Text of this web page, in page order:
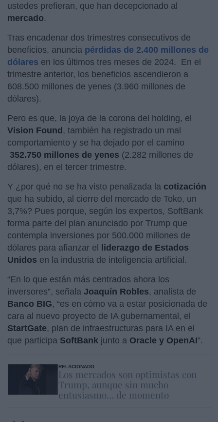
ustedes prefieran, que han decepcionado al
mercado.
Tras encadenar dos trimestres consecutivos de
beneficios, anuncia pérdidas de 2.400 millones de
dólares en los últimos tres meses de 2024. En el
trimestre anterior, los beneficios ascendieron a
608.500 millones de yenes (3.960 millones de
dólares).
Pero es que, la joya de la corona del holding, el
Vision Found, también ha registrado un mal
comportamiento y se ha dejado por el camino
352.750 millones de yenes (2.282 millones de
dólares), en el tercer trimestre.
Y ¿por qué no se ha visto penalizada la cotización
que ha subido, al cierre del mercado de Toko, un
3,7%? Pues porque, según los expertos, SoftBank
forma parte del plan anunciado por Trump que
contempla inversiones por 500.000 millones de
dólares para afianzar el liderazgo de Estados
Unidos en la industria de inteligencia artificial.
“En lo que están más centrados ahora los
inversores”, señala Joaquín Robles, analista de
Banco BIG, “es en cómo va a estar posicionada de
cara al nuevo proyecto de IA gubernamental, el
StartGate, plan de infraestructuras para IA en el
que participa SoftBank junto a Oracle y OpenAI”.
RELACIONADO
Los mercados son optimistas con
Trump, aunque sin mucho
entusiasmo… de momento